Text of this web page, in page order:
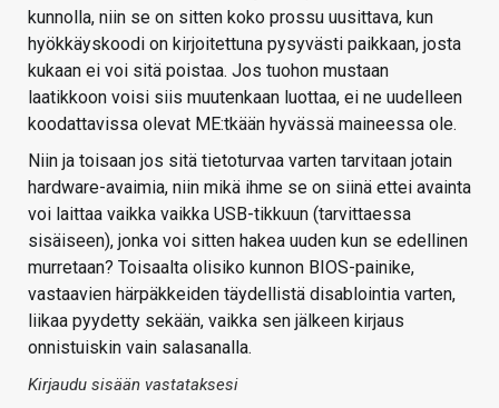
kunnolla, niin se on sitten koko prossu uusittava, kun
hyökkäyskoodi on kirjoitettuna pysyvästi paikkaan, josta
kukaan ei voi sitä poistaa. Jos tuohon mustaan
laatikkoon voisi siis muutenkaan luottaa, ei ne uudelleen
koodattavissa olevat ME:tkään hyvässä maineessa ole.
Niin ja toisaan jos sitä tietoturvaa varten tarvitaan jotain
hardware-avaimia, niin mikä ihme se on siinä ettei avainta
voi laittaa vaikka vaikka USB-tikkuun (tarvittaessa
sisäiseen), jonka voi sitten hakea uuden kun se edellinen
murretaan? Toisaalta olisiko kunnon BIOS-painike,
vastaavien härpäkkeiden täydellistä disablointia varten,
liikaa pyydetty sekään, vaikka sen jälkeen kirjaus
onnistuiskin vain salasanalla.
Kirjaudu sisään vastataksesi